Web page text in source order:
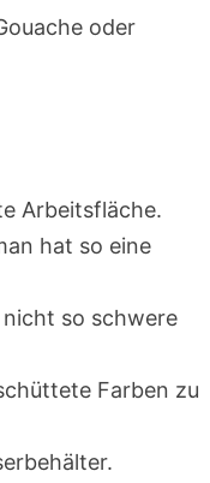
oder
Arbeitsfläche.
hat so eine
so schwere
Farben zu